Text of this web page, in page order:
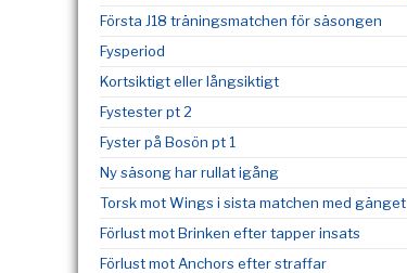
Första J18 träningsmatchen för säsongen
Fysperiod
Kortsiktigt eller långsiktigt
Fystester pt 2
Fyster på Bosön pt 1
Ny säsong har rullat igång
Torsk mot Wings i sista matchen med gänget
Förlust mot Brinken efter tapper insats
Förlust mot Anchors efter straffar